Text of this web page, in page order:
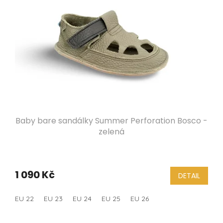
Baby bare sandálky Summer Perforation Bosco -
zelená
1 090 Kč DETAIL
EU 22 EU 23 EU 24 EU 25 EU 26